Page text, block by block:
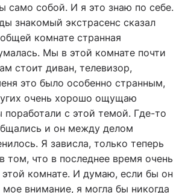
само собой. И я это знаю по себе.
знакомый экстрасенс сказал
комнате странная
Мы в этой комнате почти
стоит диван, телевизор,
это было особенно странным,
очень хорошо ощущаю
с этой темой. Где-то
и он между делом
Я зависла, только теперь
том, что в последнее время очень
этой комнате. И думаю, если бы он
мое внимание, я могла бы никогда